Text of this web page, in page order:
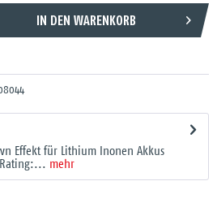
IN DEN WARENKORB
Effekt für Lithium Inonen Akkus
mehr